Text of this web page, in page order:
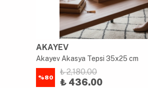
AKAYEV
Akayev Akasya Tepsi 35x25 cm
%80
₺ 2,180.00
₺ 436.00